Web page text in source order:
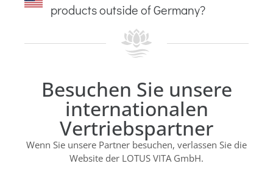
products outside of Germany?
Besuchen Sie unsere
internationalen
Vertriebspartner
Wenn Sie unsere Partner besuchen, verlassen Sie die
Website der LOTUS VITA GmbH.